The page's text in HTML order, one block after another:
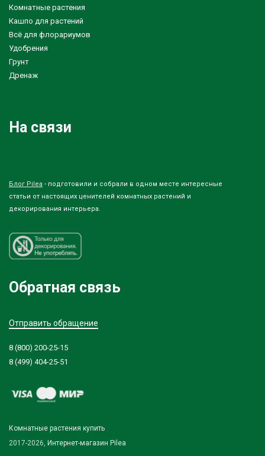
Комнатные растения
Кашпо для растений
Всё для флорариумов
Удобрения
Грунт
Дренаж
На связи
Блог Pilea - подготовили и собрали в одном месте интересные
статьи от настоящих ценителей комнатных растений и
декорирования интерьера.
Обратная связь
Отправить обращение
8 (800) 200-25-15
8 (499) 404-25-51
Комнатные растения купить
2017-2026, Интернет-магазин Pilea